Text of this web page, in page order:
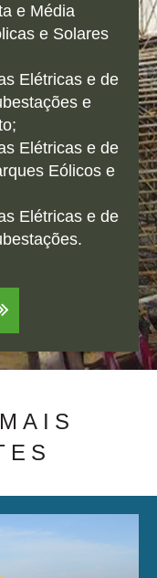
e Média
e Solares
Elétricas e de
e
Elétricas e de
Eólicos e
Elétricas e de